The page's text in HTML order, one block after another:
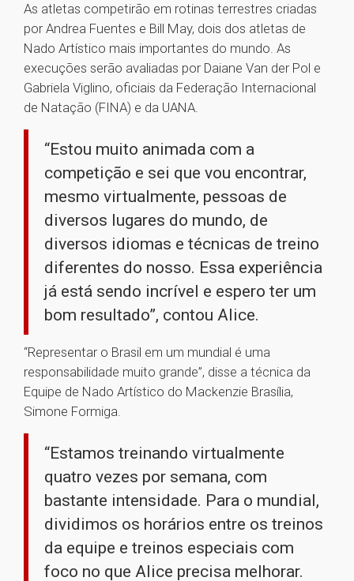
As atletas competirão em rotinas terrestres criadas
por Andrea Fuentes e Bill May, dois dos atletas de
Nado Artístico mais importantes do mundo. As
execuções serão avaliadas por Daiane Van der Pol e
Gabriela Viglino, oficiais da Federação Internacional
de Natação (FINA) e da UANA.
“Estou muito animada com a
competição e sei que vou encontrar,
mesmo virtualmente, pessoas de
diversos lugares do mundo, de
diversos idiomas e técnicas de treino
diferentes do nosso. Essa experiência
já está sendo incrível e espero ter um
bom resultado”, contou Alice.
“Representar o Brasil em um mundial é uma
responsabilidade muito grande”, disse a técnica da
Equipe de Nado Artístico do Mackenzie Brasília,
Simone Formiga.
“Estamos treinando virtualmente
quatro vezes por semana, com
bastante intensidade. Para o mundial,
dividimos os horários entre os treinos
da equipe e treinos especiais com
foco no que Alice precisa melhorar.